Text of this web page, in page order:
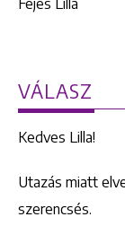
VÁLASZ
Kedves Lilla!
Utazás miatt
szerencsés.